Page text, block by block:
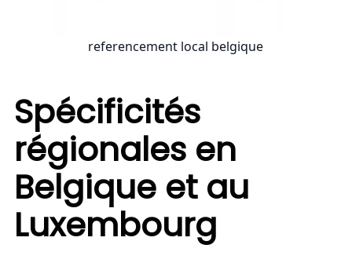
referencement local belgique
Spécificités
régionales en
Belgique et au
Luxembourg